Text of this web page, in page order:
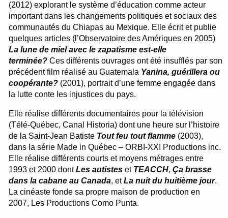
(2012) explorant le système d’éducation comme acteur
important dans les changements politiques et sociaux des
communautés du Chiapas au Mexique. Elle écrit et publie
quelques articles (l’Observatoire des Amériques en 2005)
La lune de miel avec le zapatisme est-elle
terminée? Ces différents ouvrages ont été insufflés par son
précédent film réalisé au Guatemala Yanina, guérillera ou
coopérante? (2001), portrait d’une femme engagée dans
la lutte conte les injustices du pays.
Elle réalise différents documentaires pour la télévision
(Télé-Québec, Canal Historia) dont une heure sur l’histoire
de la Saint-Jean Batiste Tout feu tout flamme (2003),
dans la série Made in Québec – ORBI-XXI Productions inc.
Elle réalise différents courts et moyens métrages entre
1993 et 2000 dontLes autistes et TEACCH,Ça brasse
dans la cabane au Canada, etLa nuit du huitième jour.
La cinéaste fonde sa propre maison de production en
2007, Les Productions Como Punta.